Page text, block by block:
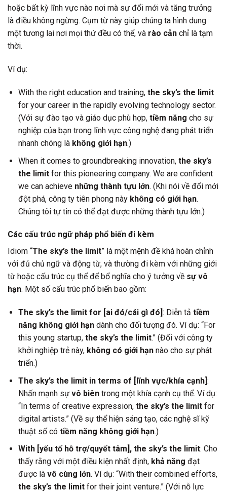
hoặc bất kỳ lĩnh vực nào nơi mà sự đổi mới và tăng trưởng
là điều không ngừng. Cụm từ này giúp chúng ta hình dung
một tương lai nơi mọi thứ đều có thể, và rào cản chỉ là tạm
thời.
Ví dụ:
With the right education and training, the sky’s the limit
for your career in the rapidly evolving technology sector.
(Với sự đào tạo và giáo dục phù hợp, tiềm năng cho sự
nghiệp của bạn trong lĩnh vực công nghệ đang phát triển
nhanh chóng là không giới hạn.)
When it comes to groundbreaking innovation, the sky’s
the limitfor this pioneering company. We are confident
we can achieve những thành tựu lớn. (Khi nói về đổi mới
đột phá, công ty tiên phong này không có giới hạn.
Chúng tôi tự tin có thể đạt được những thành tựu lớn.)
Các cấu trúc ngữ pháp phổ biến đi kèm
Idiom “The sky’s the limit” là một mệnh đề khá hoàn chỉnh
với đủ chủ ngữ và động từ, và thường đi kèm với những giới
từ hoặc cấu trúc cụ thể để bổ nghĩa cho ý tưởng về sự vô
hạn. Một số cấu trúc phổ biến bao gồm:
The sky’s the limit for [ai đó/cái gì đó]: Diễn tả tiềm
năng không giới hạndành cho đối tượng đó. Ví dụ: “For
this young startup, the sky’s the limit.” (Đối với công ty
khởi nghiệp trẻ này, không có giới hạnnào cho sự phát
triển.)
The sky’s the limit in terms of [lĩnh vực/khía cạnh]:
Nhấn mạnh sự vô biêntrong một khía cạnh cụ thể. Ví dụ:
“In terms of creative expression, the sky’s the limitfor
digital artists.” (Về sự thể hiện sáng tạo, các nghệ sĩ kỹ
thuật số có tiềm năng không giới hạn.)
With [yếu tố hỗ trợ/quyết tâm], the sky’s the limit: Cho
thấy rằng với một điều kiện nhất định, khả năng đạt
được là vô cùng lớn. Ví dụ: “With their combined efforts,
the sky’s the limitfor their joint venture.” (Với nỗ lực